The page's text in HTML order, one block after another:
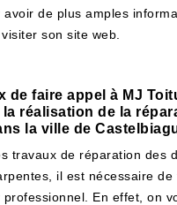
avoir de plus amples
son site web.
de faire appel à MJ
la réalisation de la
la ville de
travaux de réparation des
il est nécessaire de
En effet, on